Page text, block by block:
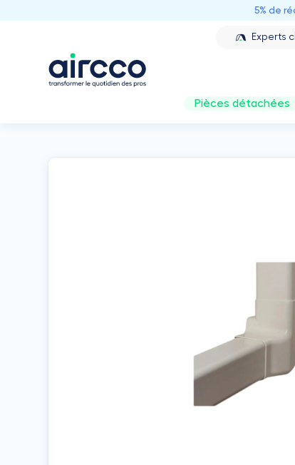
5% de
Experts
Pièces détachées